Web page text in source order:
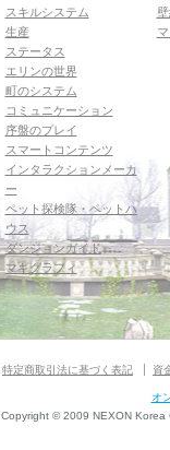
スキルシステム
生産
ステータス
エリンの世界
町のシステム
コミュニケーション
序盤のプレイ
スマートコンテンツ
インタラクションメーカ
ー
ペット探検隊・ペットハ
ウス
ダンジョンガイド
マギグラフィ
特定商取引法に基づく表記 資
オ
Copyright © 2009 NEXON Korea